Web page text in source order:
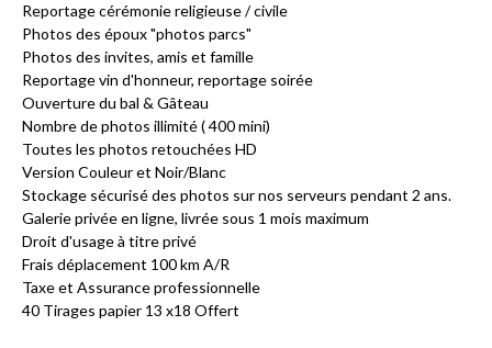
Reportage cérémonie religieuse / civile
Photos des époux "photos parcs"
Photos des invites, amis et famille
Reportage vin d'honneur, reportage soirée
Ouverture du bal & Gâteau
Nombre de photos illimité ( 400 mini)
Toutes les photos retouchées HD
Version Couleur et Noir/Blanc
Stockage sécurisé des photos sur nos serveurs pendant 2 ans.
Galerie privée en ligne, livrée sous 1 mois maximum
Droit d'usage à titre privé
Frais déplacement 100 km A/R
Taxe et Assurance professionnelle
40 Tirages papier 13 x18 Offert